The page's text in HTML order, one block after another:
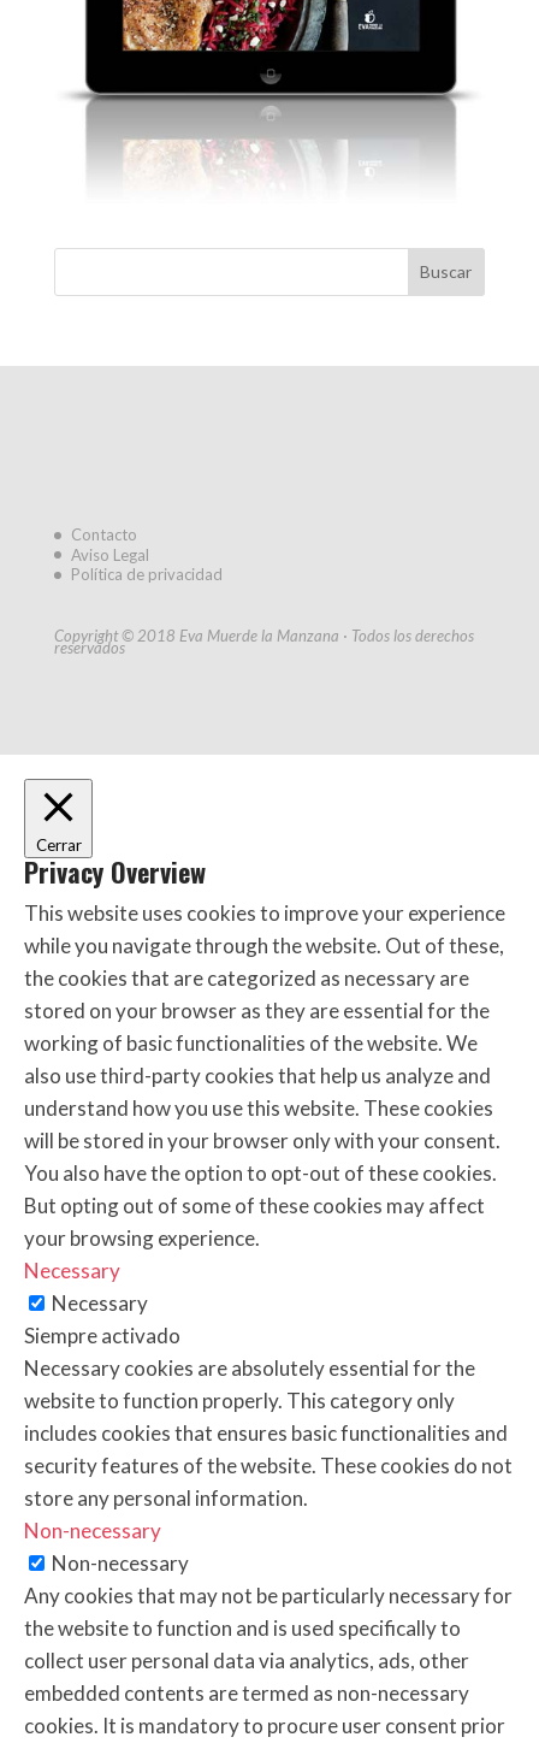
Contacto
Aviso Legal
Política de privacidad
Copyright © 2018 Eva Muerde la Manzana · Todos los derechos
reservados
Cerrar
Privacy Overview
This website uses cookies to improve your experience
while you navigate through the website. Out of these,
the cookies that are categorized as necessary are
stored on your browser as they are essential for the
working of basic functionalities of the website. We
also use third-party cookies that help us analyze and
understand how you use this website. These cookies
will be stored in your browser only with your consent.
You also have the option to opt-out of these cookies.
But opting out of some of these cookies may affect
your browsing experience.
Necessary
Necessary
Siempre activado
Necessary cookies are absolutely essential for the
website to function properly. This category only
includes cookies that ensures basic functionalities and
security features of the website. These cookies do not
store any personal information.
Non-necessary
Non-necessary
Any cookies that may not be particularly necessary for
the website to function and is used specifically to
collect user personal data via analytics, ads, other
embedded contents are termed as non-necessary
cookies. It is mandatory to procure user consent prior